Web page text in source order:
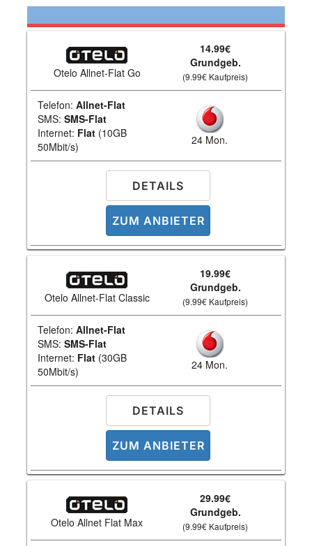
Otelo Allnet-Flat Go
14.99€
Grundgeb.
(9.99€ Kaufpreis)
Telefon: Allnet-Flat
SMS: SMS-Flat
Internet: Flat (10GB
50Mbit/s)
24 Mon.
DETAILS
ZUM ANBIETER
Otelo Allnet-Flat Classic
19.99€
Grundgeb.
(9.99€ Kaufpreis)
Telefon: Allnet-Flat
SMS: SMS-Flat
Internet: Flat (30GB
50Mbit/s)
24 Mon.
DETAILS
ZUM ANBIETER
Otelo Allnet Flat Max
29.99€
Grundgeb.
(9.99€ Kaufpreis)